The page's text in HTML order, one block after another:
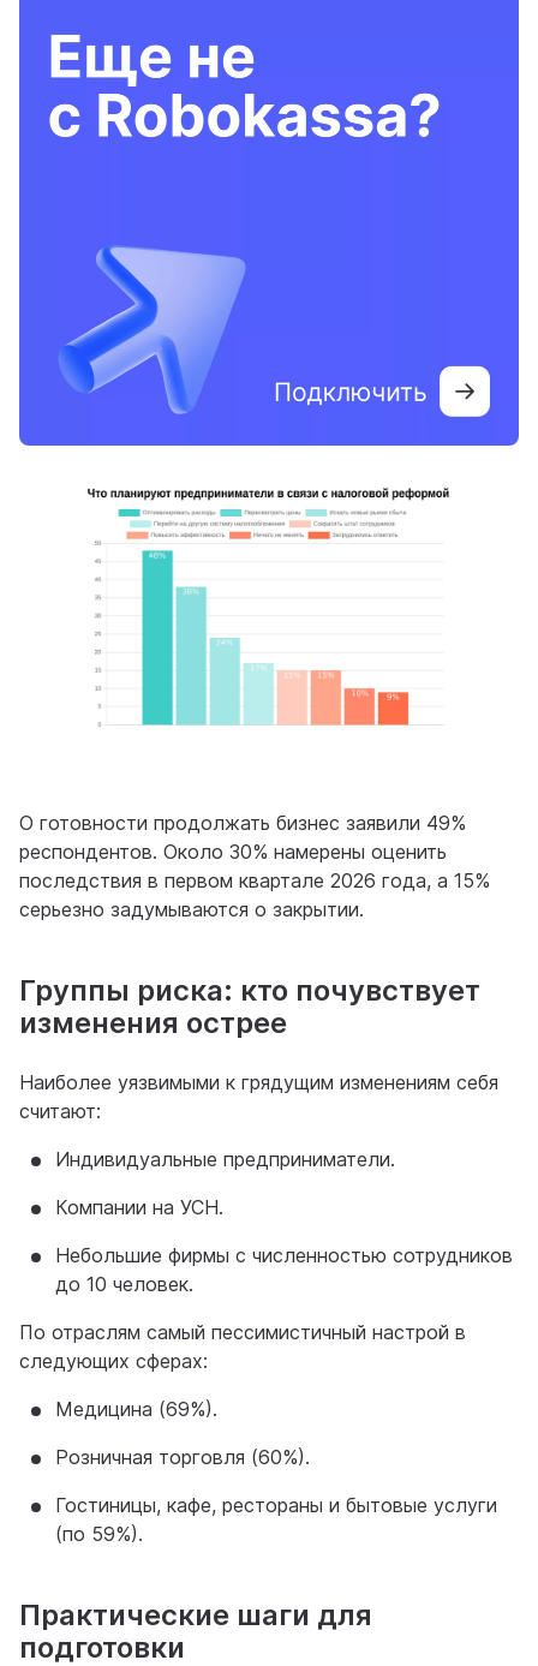
О готовности продолжать бизнес заявили 49%
респондентов. Около 30% намерены оценить
последствия в первом квартале 2026 года, а 15%
серьезно задумываются о закрытии.
Группы риска: кто почувствует
изменения острее
Наиболее уязвимыми к грядущим изменениям себя
считают:
Индивидуальные предприниматели.
Компании на УСН.
Небольшие фирмы с численностью сотрудников
до 10 человек.
По отраслям самый пессимистичный настрой в
следующих сферах:
Медицина (69%).
Розничная торговля (60%).
Гостиницы, кафе, рестораны и бытовые услуги
(по 59%).
Практические шаги для
подготовки